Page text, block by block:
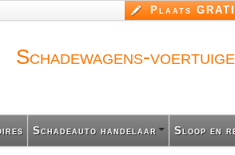
de inhoud
Plaats
Schadewagens-
Schadeauto handelaar Sloop en